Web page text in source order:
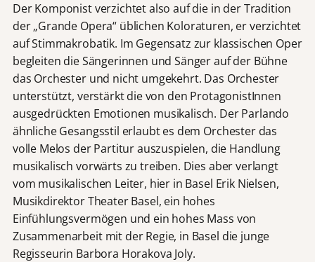
Der Komponist verzichtet also auf die in der Tradition
der „Grande Opera“ üblichen Koloraturen, er verzichtet
auf Stimmakrobatik. Im Gegensatz zur klassischen Oper
begleiten die Sängerinnen und Sänger auf der Bühne
das Orchester und nicht umgekehrt. Das Orchester
unterstützt, verstärkt die von den ProtagonistInnen
ausgedrückten Emotionen musikalisch. Der Parlando
ähnliche Gesangsstil erlaubt es dem Orchester das
volle Melos der Partitur auszuspielen, die Handlung
musikalisch vorwärts zu treiben. Dies aber verlangt
vom musikalischen Leiter, hier in Basel Erik Nielsen,
Musikdirektor Theater Basel, ein hohes
Einfühlungsvermögen und ein hohes Mass von
Zusammenarbeit mit der Regie, in Basel die junge
Regisseurin Barbora Horakova Joly.